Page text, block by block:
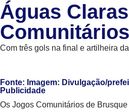
Águas
Comunitários
Com três gols na final e artilheira
Fonte: Imagem: Divulgação/
Publicidade
Os Jogos Comunitários de